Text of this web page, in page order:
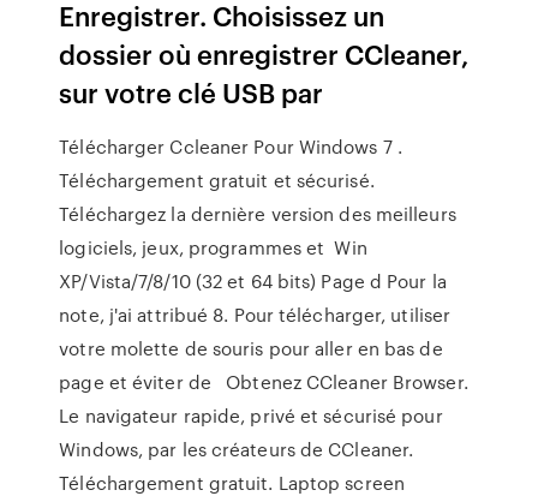
Enregistrer. Choisissez un
dossier où enregistrer CCleaner,
sur votre clé USB par
Télécharger Ccleaner Pour Windows 7 .
Téléchargement gratuit et sécurisé.
Téléchargez la dernière version des meilleurs
logiciels, jeux, programmes et Win
XP/Vista/7/8/10 (32 et 64 bits) Page d Pour la
note, j'ai attribué 8. Pour télécharger, utiliser
votre molette de souris pour aller en bas de
page et éviter de Obtenez CCleaner Browser.
Le navigateur rapide, privé et sécurisé pour
Windows, par les créateurs de CCleaner.
Téléchargement gratuit. Laptop screen